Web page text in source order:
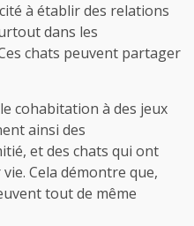
à établir des relations
dans les
chats peuvent partager
cohabitation à des jeux
ainsi des
et des chats qui ont
Cela démontre que,
tout de même